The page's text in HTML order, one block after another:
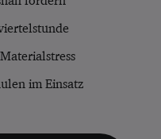
im Einsatz